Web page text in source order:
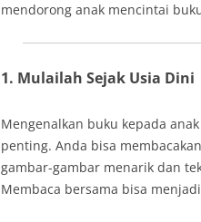
mendorong anak mencintai
1. Mulailah Sejak Usia Dini
Mengenalkan buku kepada
penting. Anda bisa
gambar-gambar menarik dan
Membaca bersama bisa